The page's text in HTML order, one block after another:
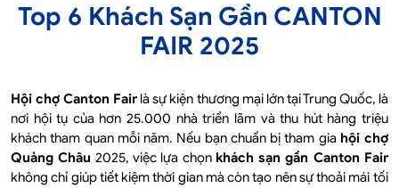
Top 6 Khách Sạn Gần CANTON
FAIR 2025
Hội chợ Canton Fair là sự kiện thương mại lớn tại Trung Quốc, là
nơi hội tụ của hơn 25.000 nhà triển lãm và thu hút hàng triệu
khách tham quan mỗi năm. Nếu bạn chuẩn bị tham gia hội chợ
Quảng Châu 2025, việc lựa chọn khách sạn gần Canton Fair
không chỉ giúp tiết kiệm thời gian mà còn tạo nên sự thoải mái tối